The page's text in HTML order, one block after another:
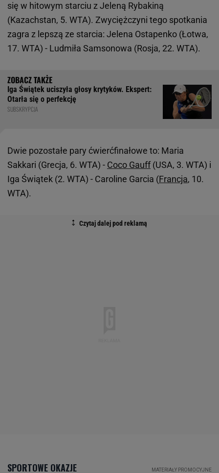
się w hitowym starciu z Jeleną Rybakiną
(Kazachstan, 5. WTA). Zwyciężczyni tego spotkania
zagra z lepszą ze starcia: Jelena Ostapenko (Łotwa,
17. WTA) - Ludmiła Samsonowa (Rosja, 22. WTA).
Iga Świątek uciszyła głosy krytyków. Ekspert:
Otarła się o perfekcję
SUBSKRYPCJA
Dwie pozostałe pary ćwierćfinałowe to: Maria
Sakkari (Grecja, 6. WTA) - Coco Gauff(USA, 3. WTA) i
Iga Świątek (2. WTA) - Caroline Garcia (Francja, 10.
WTA).